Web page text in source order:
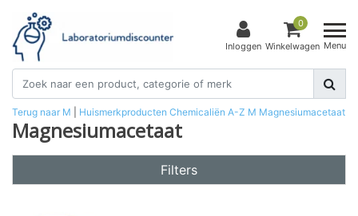
Inloggen
0
Winkelwagen Menu
Terug naar M Huismerkproducten Chemicaliën A-Z M Magnesiumacetaat
Magnesiumacetaat
Filters